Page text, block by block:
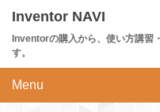
content
Inventor NAVI
Inventorの購入から、使い方講習
す。
Menu